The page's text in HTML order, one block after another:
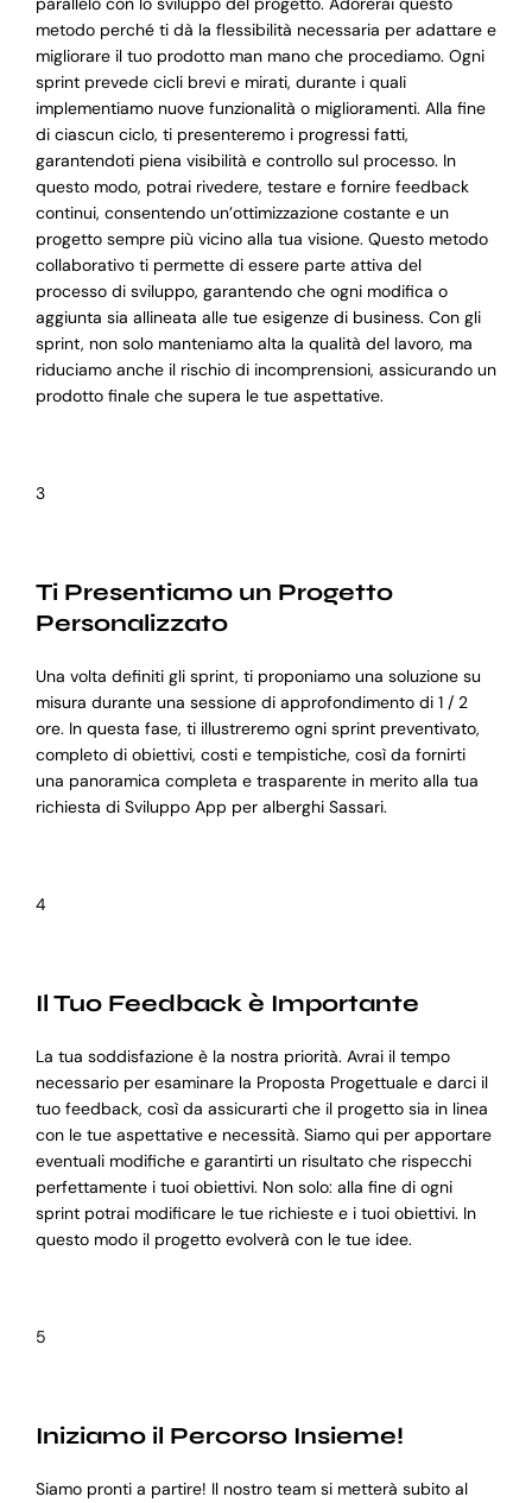
metodo perché ti dà la flessibilità necessaria per adattare e
migliorare il tuo prodotto man mano che procediamo. Ogni
sprint prevede cicli brevi e mirati, durante i quali
implementiamo nuove funzionalità o miglioramenti. Alla fine
di ciascun ciclo, ti presenteremo i progressi fatti,
garantendoti piena visibilità e controllo sul processo. In
questo modo, potrai rivedere, testare e fornire feedback
continui, consentendo un’ottimizzazione costante e un
progetto sempre più vicino alla tua visione. Questo metodo
collaborativo ti permette di essere parte attiva del
processo di sviluppo, garantendo che ogni modifica o
aggiunta sia allineata alle tue esigenze di business. Con gli
sprint, non solo manteniamo alta la qualità del lavoro, ma
riduciamo anche il rischio di incomprensioni, assicurando un
prodotto finale che supera le tue aspettative.
3
Ti Presentiamo un Progetto
Personalizzato
Una volta definiti gli sprint, ti proponiamo una soluzione su
misura durante una sessione di approfondimento di 1 / 2
ore. In questa fase, ti illustreremo ogni sprint preventivato,
completo di obiettivi, costi e tempistiche, così da fornirti
una panoramica completa e trasparente in merito alla tua
richiesta di Sviluppo App per alberghi Sassari.
4
Il Tuo Feedback è Importante
La tua soddisfazione è la nostra priorità. Avrai il tempo
necessario per esaminare la Proposta Progettuale e darci il
tuo feedback, così da assicurarti che il progetto sia in linea
con le tue aspettative e necessità. Siamo qui per apportare
eventuali modifiche e garantirti un risultato che rispecchi
perfettamente i tuoi obiettivi. Non solo: alla fine di ogni
sprint potrai modificare le tue richieste e i tuoi obiettivi. In
questo modo il progetto evolverà con le tue idee.
5
Iniziamo il Percorso Insieme!
Siamo pronti a partire! Il nostro team si metterà subito al